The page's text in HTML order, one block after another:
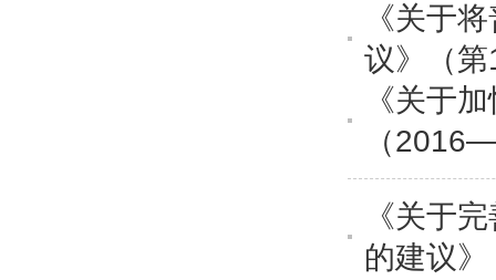
《关于
议》（
《关于
（
《关于
的建议